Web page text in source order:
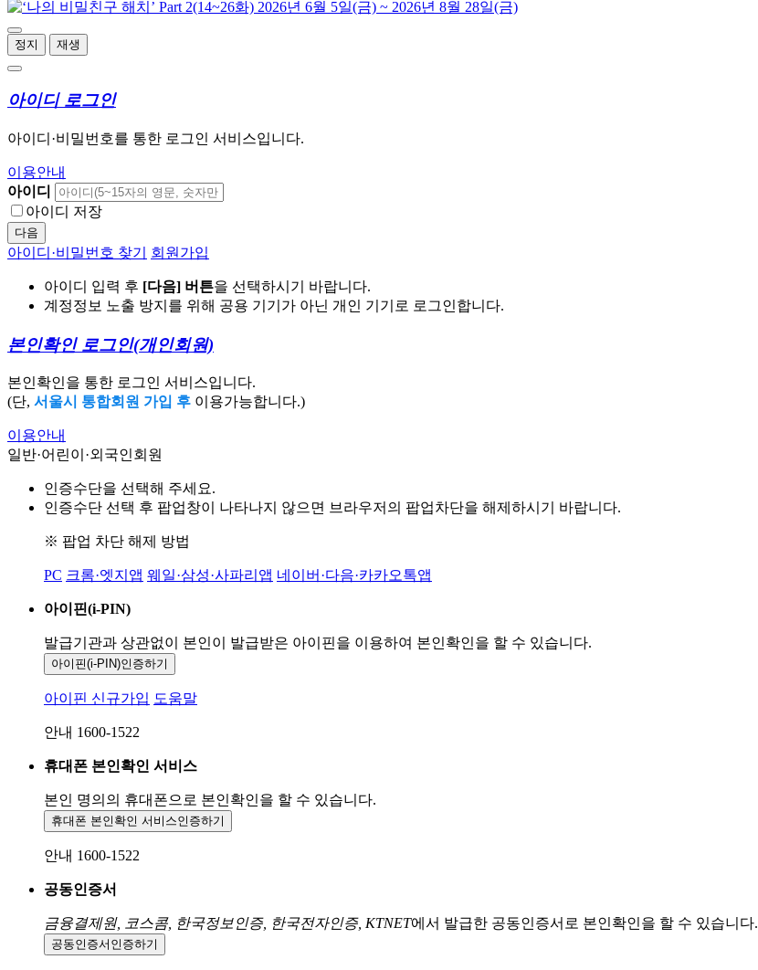
정지 재생
아이디 로그인
아이디·비밀번호를 통한 로그인 서비스입니다.
이용안내
아이디
아이디 저장
다음
아이디·비밀번호 찾기 회원가입
아이디 입력 후 [다음] 버튼을 선택하시기 바랍니다.
계정정보 노출 방지를 위해 공용 기기가 아닌 개인 기기로 로그인합니다.
본인확인 로그인(개인회원)
본인확인을 통한 로그인 서비스입니다.
(단, 서울시 통합회원 가입 후 이용가능합니다.)
이용안내
일반·어린이·외국인회원
인증수단을 선택해 주세요.
인증수단 선택 후 팝업창이 나타나지 않으면 브라우저의 팝업차단을 해제하시기 바랍니다.
※ 팝업 차단 해제 방법
PC 크롬·엣지앱 웨일·삼성·사파리앱 네이버·다음·카카오톡앱
아이핀(i-PIN)
발급기관과 상관없이 본인이 발급받은 아이핀을 이용하여 본인확인을 할 수 있습니다.
아이핀(i-PIN)인증하기
아이핀 신규가입 도움말
안내 1600-1522
휴대폰 본인확인 서비스
본인 명의의 휴대폰으로 본인확인을 할 수 있습니다.
휴대폰 본인확인 서비스인증하기
안내 1600-1522
공동인증서
금융결제원, 코스콤, 한국정보인증, 한국전자인증, KTNET에서 발급한 공동인증서로 본인확인을 할 수 있습니다.
공동인증서 인증하기